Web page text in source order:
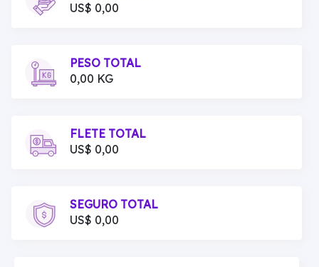
US$ 0,00
PESO TOTAL
0,00 KG
FLETE TOTAL
US$ 0,00
SEGURO TOTAL
US$ 0,00